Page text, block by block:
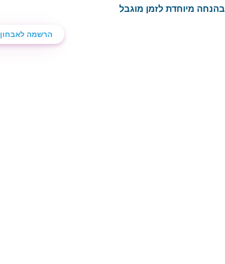
בהנחה מיוחדת לזמן מוגבל
הרשמה לאבחון